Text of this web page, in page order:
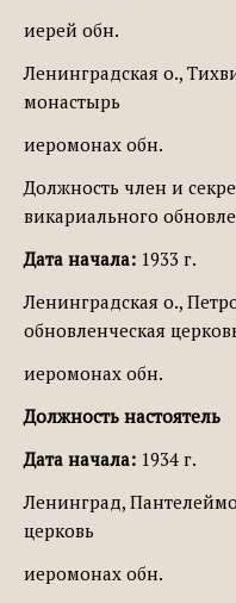
иерей обн.
Ленинградская о.,
монастырь
иеромонах обн.
Должность член и
викариального
Дата начала: 1933 г.
Ленинградская о.,
обновленческая
иеромонах обн.
Должность настоятель
Дата начала: 1934 г.
Ленинград,
церковь
иеромонах обн.